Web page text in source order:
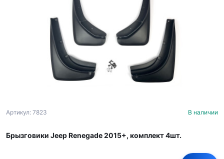
Артикул: 7823 В наличии
Брызговики Jeep Renegade 2015+, комплект 4шт.